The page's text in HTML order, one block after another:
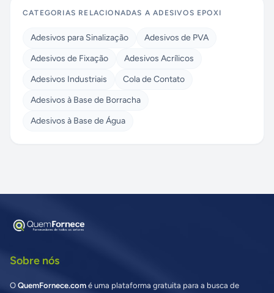
CATEGORIAS RELACIONADAS AADESIVOS EPOXI
Adesivos para Sinalização
Adesivos de PVA
Adesivos de Fixação
Adesivos Acrílicos
Adesivos Industriais
Cola de Contato
Adesivos à Base de Borracha
Adesivos à Base de Água
Sobre nós
O QuemFornece.com é uma plataforma gratuita para a busca de